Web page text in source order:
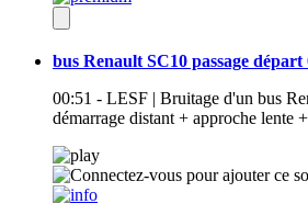
bus Renault SC10 passage départ
00:51 - LESF | Bruitage d'un bus
démarrage distant + approche lente